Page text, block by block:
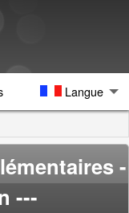
Langue
-
---